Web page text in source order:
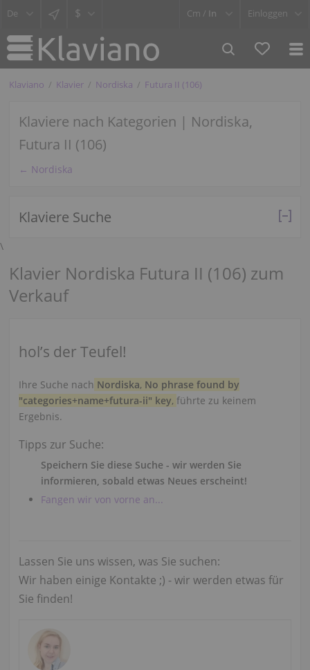
$ Cm / In Einloggen
Klaviano Klavier Nordiska Futura II (106)
Klaviere nach Kategorien | Nordiska,
Futura II (106)
← Nordiska
Klaviere Suche
\
Klavier Nordiska Futura II (106) zum
Verkauf
hol’s der Teufel!
Ihre Suche nach Nordiska, No phrase found by
"categories+name+futura-ii" key, führte zu keinem
Ergebnis.
Tipps zur Suche:
Speichern Sie diese Suche - wir werden Sie
informieren, sobald etwas Neues erscheint!
Fangen wir von vorne an...
Lassen Sie uns wissen, was Sie suchen:
Wir haben einige Kontakte ;) - wir werden etwas für
Sie finden!